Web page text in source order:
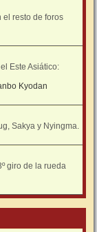
el resto de foros
Este Asiático:
Kyodan
Sakya y Nyingma.
giro de la rueda